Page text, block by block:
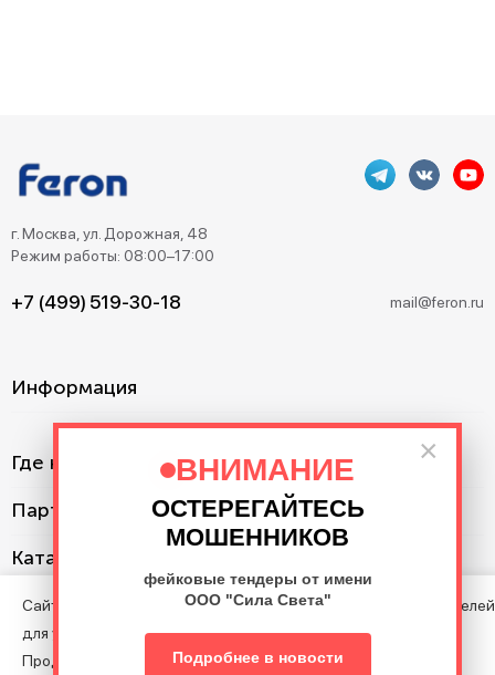
×
ВНИМАНИЕ
ОСТЕРЕГАЙТЕСЬ
МОШЕННИКОВ
фейковые тендеры от имени
ООО "Сила Света"
Подробнее в новости
г. Москва, ул. Дорожная, 48
Режим работы: 08:00–17:00
+7 (499) 519-30-18 mail@feron.ru
Информация
Где купить?
Партнерам
Каталог
©2013–2026. Все права защищены. Данный сайт носит
информационно-справочный характер и не является публичной
Сайт использует cookie с целью анализа поведения посетителей
для улучшения Сайта.
Продолжая пользоваться Сайтом, вы соглашаетесь на